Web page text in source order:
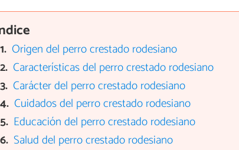
Origen del perro crestado rodesiano
Características del perro crestado rodesiano
Carácter del perro crestado rodesiano
Cuidados del perro crestado rodesiano
Educación del perro crestado rodesiano
Salud del perro crestado rodesiano